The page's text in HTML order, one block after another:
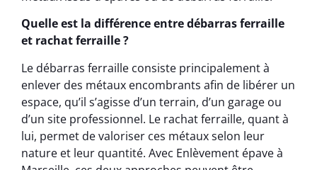
Quelle est la différence entre débarras ferraille
et rachat ferraille ?
Le débarras ferraille consiste principalement à
enlever des métaux encombrants afin de libérer un
espace, qu’il s’agisse d’un terrain, d’un garage ou
d’un site professionnel. Le rachat ferraille, quant à
lui, permet de valoriser ces métaux selon leur
nature et leur quantité. Avec Enlèvement épave à